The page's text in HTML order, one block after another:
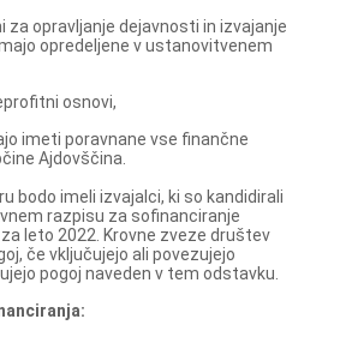
opravljanje dejavnosti in izvajanje
opredeljene v ustanovitvenem
osnovi,
imeti poravnane vse finančne
Ajdovščina.
bodo imeli izvajalci, ki so kandidirali
razpisu za sofinanciranje
leto 2022. Krovne zveze društev
če vključujejo ali povezujejo
pogoj naveden v tem odstavku.